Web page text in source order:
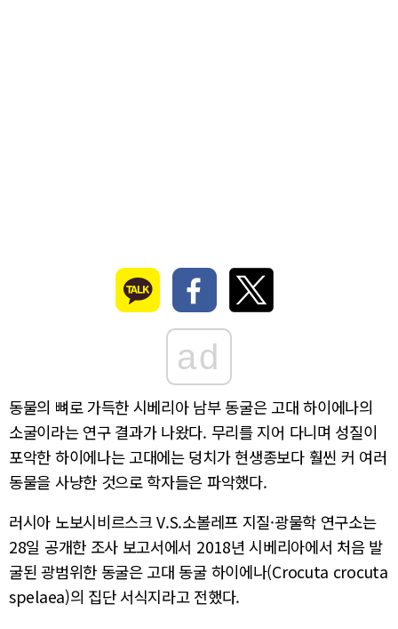
ad
동물의 뼈로 가득한 시베리아 남부 동굴은 고대 하이에나의
소굴이라는 연구 결과가 나왔다. 무리를 지어 다니며 성질이
포악한 하이에나는 고대에는 덩치가 현생종보다 훨씬 커 여러
동물을 사냥한 것으로 학자들은 파악했다.
러시아 노보시비르스크 V.S.소볼레프 지질·광물학 연구소는
28일 공개한 조사 보고서에서 2018년 시베리아에서 처음 발
굴된 광범위한 동굴은 고대 동굴 하이에나(Crocuta crocuta
spelaea)의 집단 서식지라고 전했다.